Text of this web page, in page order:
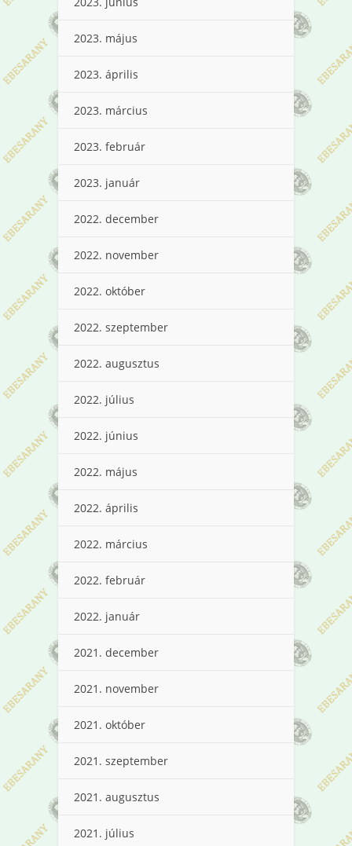
2023. május
2023. április
2023. március
2023. február
2023. január
2022. december
2022. november
2022. október
2022. szeptember
2022. augusztus
2022. július
2022. június
2022. május
2022. április
2022. március
2022. február
2022. január
2021. december
2021. november
2021. október
2021. szeptember
2021. augusztus
2021. július